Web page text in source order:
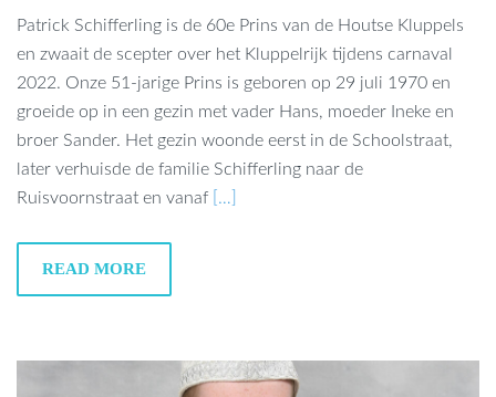
Patrick Schifferling is de 60e Prins van de Houtse Kluppels
en zwaait de scepter over het Kluppelrijk tijdens carnaval
2022. Onze 51-jarige Prins is geboren op 29 juli 1970 en
groeide op in een gezin met vader Hans, moeder Ineke en
broer Sander. Het gezin woonde eerst in de Schoolstraat,
later verhuisde de familie Schifferling naar de
Ruisvoornstraat en vanaf
[…]
READ MORE